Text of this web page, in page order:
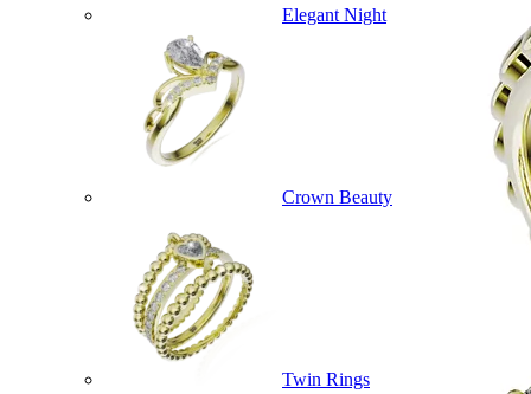
Elegant Night
Crown Beauty
Twin Rings